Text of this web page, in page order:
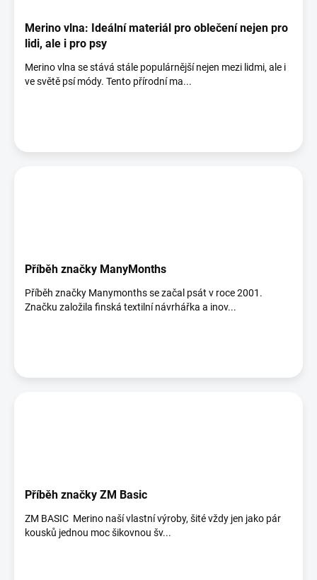
Merino vlna: Ideální materiál pro oblečení nejen pro
lidi, ale i pro psy
Merino vlna se stává stále populárnější nejen mezi lidmi, ale i
ve světě psí módy. Tento přírodní ma...
Příběh značky ManyMonths
Příběh značky Manymonths se začal psát v roce 2001.
Značku založila finská textilní návrhářka a inov...
Příběh značky ZM Basic
ZM BASIC Merino naší vlastní výroby, šité vždy jen jako pár
kousků jednou moc šikovnou šv...